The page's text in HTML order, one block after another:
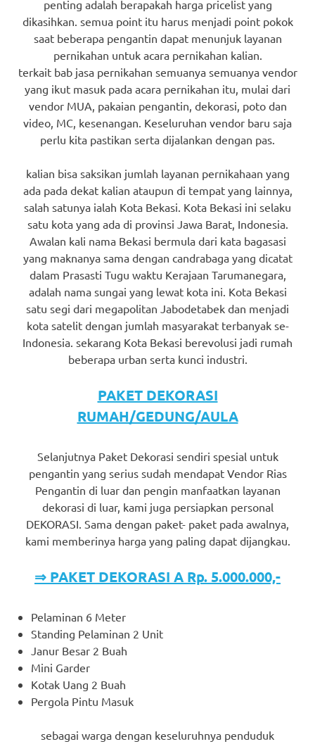
penting adalah berapakah harga pricelist yang
dikasihkan. semua point itu harus menjadi point pokok
saat beberapa pengantin dapat menunjuk layanan
pernikahan untuk acara pernikahan kalian.
terkait bab jasa pernikahan semuanya semuanya vendor
yang ikut masuk pada acara pernikahan itu, mulai dari
vendor MUA, pakaian pengantin, dekorasi, poto dan
video, MC, kesenangan. Keseluruhan vendor baru saja
perlu kita pastikan serta dijalankan dengan pas.
kalian bisa saksikan jumlah layanan pernikahaan yang
ada pada dekat kalian ataupun di tempat yang lainnya,
salah satunya ialah Kota Bekasi. Kota Bekasi ini selaku
satu kota yang ada di provinsi Jawa Barat, Indonesia.
Awalan kali nama Bekasi bermula dari kata bagasasi
yang maknanya sama dengan candrabaga yang dicatat
dalam Prasasti Tugu waktu Kerajaan Tarumanegara,
adalah nama sungai yang lewat kota ini. Kota Bekasi
satu segi dari megapolitan Jabodetabek dan menjadi
kota satelit dengan jumlah masyarakat terbanyak se-
Indonesia. sekarang Kota Bekasi berevolusi jadi rumah
beberapa urban serta kunci industri.
PAKET DEKORASI
RUMAH/GEDUNG/AULA
Selanjutnya Paket Dekorasi sendiri spesial untuk
pengantin yang serius sudah mendapat Vendor Rias
Pengantin di luar dan pengin manfaatkan layanan
dekorasi di luar, kami juga persiapkan personal
DEKORASI. Sama dengan paket- paket pada awalnya,
kami memberinya harga yang paling dapat dijangkau.
⇒ PAKET DEKORASI A Rp. 5.000.000,-
Pelaminan 6 Meter
Standing Pelaminan 2 Unit
Janur Besar 2 Buah
Mini Garder
Kotak Uang 2 Buah
Pergola Pintu Masuk
sebagai warga dengan keseluruhnya penduduk